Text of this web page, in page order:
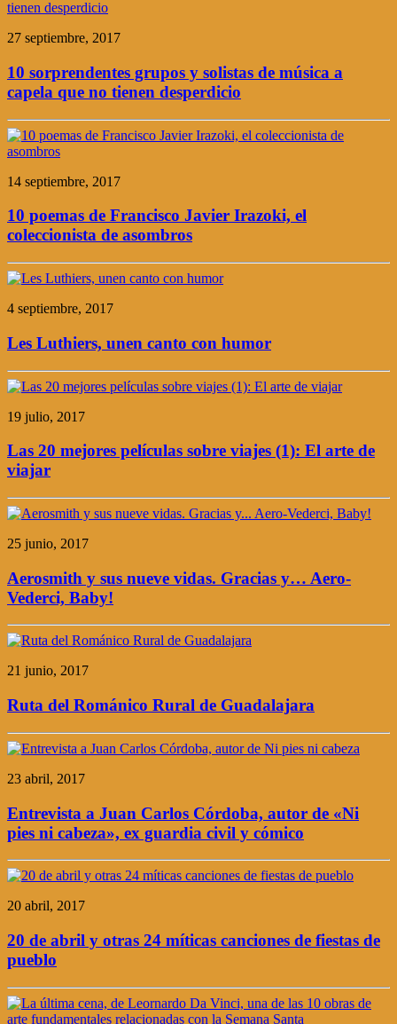
27 septiembre, 2017
10 sorprendentes grupos y solistas de música a
capela que no tienen desperdicio
14 septiembre, 2017
10 poemas de Francisco Javier Irazoki, el
coleccionista de asombros
4 septiembre, 2017
Les Luthiers, unen canto con humor
19 julio, 2017
Las 20 mejores películas sobre viajes (1): El arte de
viajar
25 junio, 2017
Aerosmith y sus nueve vidas. Gracias y… Aero-
Vederci, Baby!
21 junio, 2017
Ruta del Románico Rural de Guadalajara
23 abril, 2017
Entrevista a Juan Carlos Córdoba, autor de «Ni
pies ni cabeza», ex guardia civil y cómico
20 abril, 2017
20 de abril y otras 24 míticas canciones de fiestas de
pueblo